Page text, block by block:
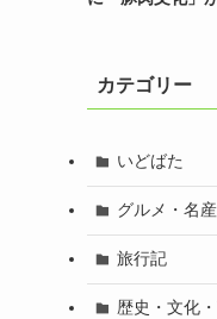
カテゴリー
いどばた
グルメ・名産
旅行記
歴史・文化